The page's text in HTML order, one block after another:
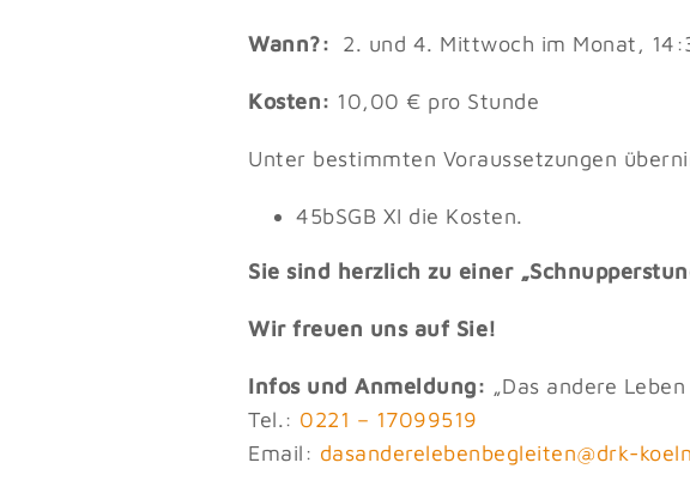
Wann?: 2. und 4. Mittwoch im Monat,
Kosten: 10,00 € pro Stunde
Unter bestimmten Voraussetzungen
45bSGB XI die Kosten.
Sie sind herzlich zu einer
Wir freuen uns auf Sie!
Infos und Anmeldung: „Das andere
Tel.: 0221 – 17099519
Email:
eok-k
rd@ne
tielg
ebneb
elere
dnasa
d